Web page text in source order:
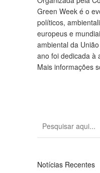
Green Week é o
políticos,
europeus e
ambiental da
ano foi dedicada à
Mais informações
Notícias Recentes